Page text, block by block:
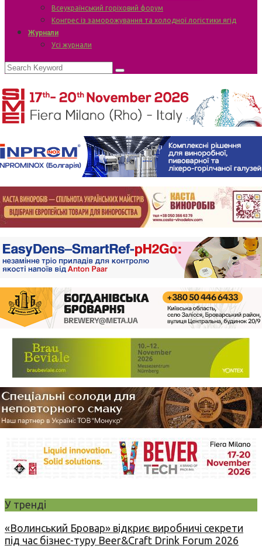
Всеукраїнський горіховий форум
Конгрес із заморожування та холодної логістики ягід
Журнали
Усі журнали
У тренді
«Волинський Бровар» відкриє виробничі секрети
під час бізнес-туру Beer&Craft Drink Forum 2026